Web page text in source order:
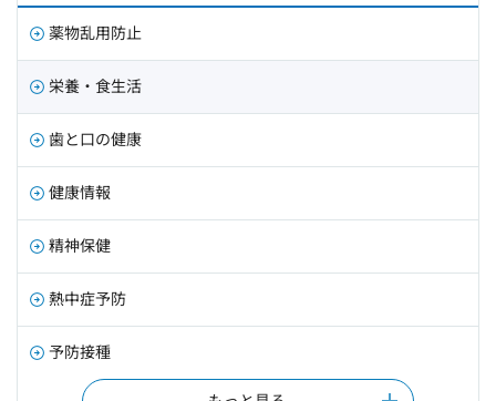
薬物乱用防止
栄養・食生活
歯と口の健康
健康情報
精神保健
熱中症予防
予防接種